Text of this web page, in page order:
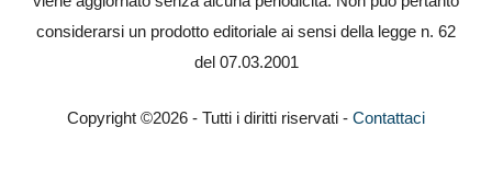
considerarsi un prodotto editoriale ai sensi della legge n. 62
del 07.03.2001
Copyright ©2026 - Tutti i diritti riservati - Contattaci